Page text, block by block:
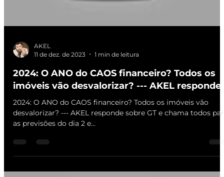
AKEL
11 de dez. de 2023
1 min de leitura
2024: O ANO do CAOS financeiro? Todos os
imóveis vão desvalorizar? --- AKEL responde
2024: O ANO do CAOS financeiro? Todos os imóveis vão
desvalorizar? --- AKEL responde sobre GT e chama todos
as previsões do dia 2 e...